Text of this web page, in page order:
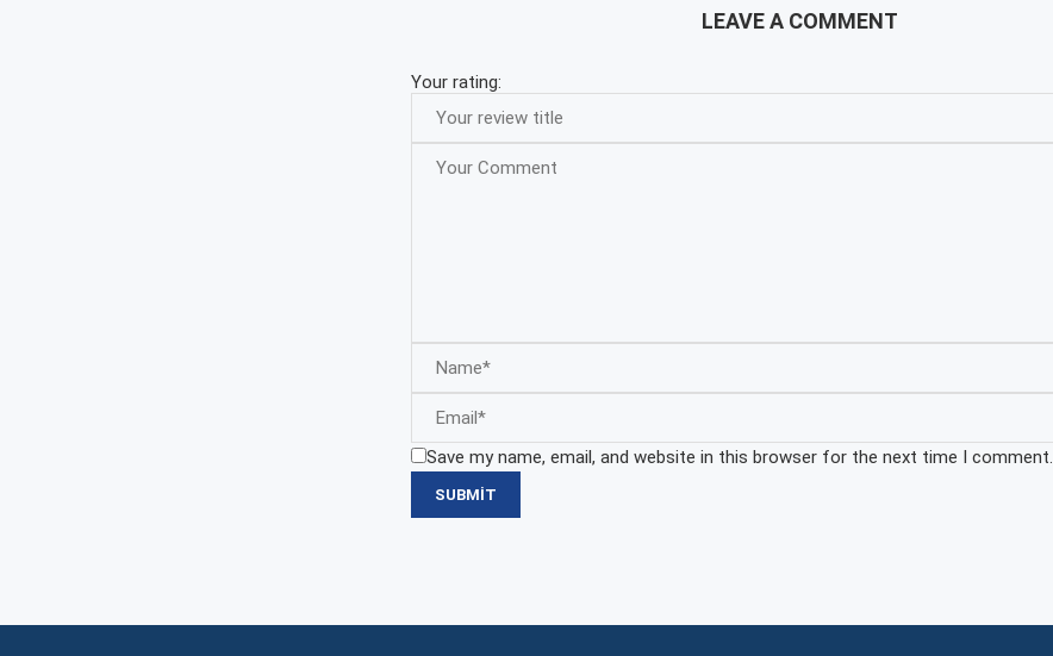
LEAVE A COMMENT
Your rating:
Save my name, email, and website in this browser for the next time I comment.